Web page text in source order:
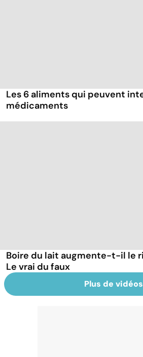
Les 6 aliments qui peuvent
médicaments
Boire du lait augmente-t-il le
Le vrai du faux
Plus de vidéos